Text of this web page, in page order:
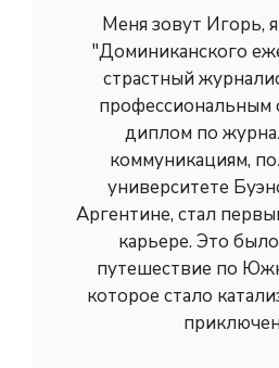
Меня зовут Игорь,
"Доминиканского
страстный
диплом по
коммуникациям,
университете
Аргентине, стал
карьере. Это
путешествие по
которое стало